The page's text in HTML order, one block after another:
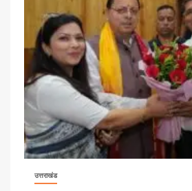
उत्तराखंड